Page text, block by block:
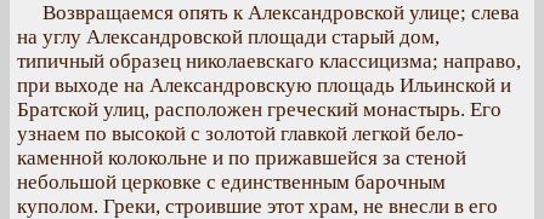
Возвращаемся опять к Александровской улице; слева
на углу Александровской площади старый дом,
типичный образец николаевскаго классицизма; направо,
при выходе на Александровскую площадь Ильинской и
Братской улиц, расположен греческий монастырь. Его
узнаем по высокой с золотой главкой легкой бело-
каменной колокольне и по прижавшейся за стеной
небольшой церковке с единственным барочным
куполом. Греки, строившие этот храм, не внесли в его